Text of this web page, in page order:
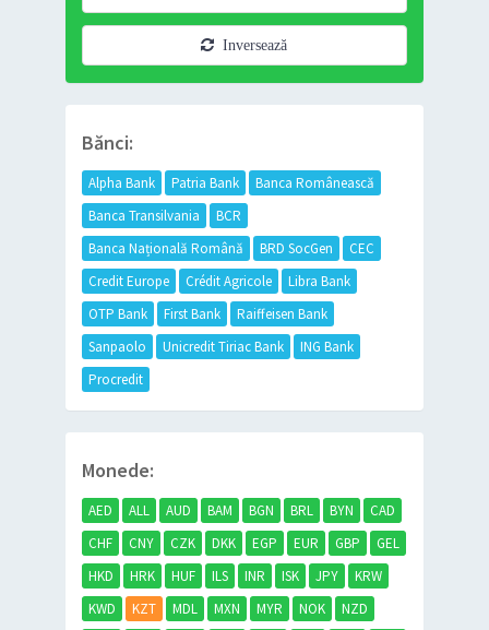
Inversează
Bănci:
Alpha Bank Patria Bank
Banca Românească
Banca Transilvania
BCR
Banca Națională Română
BRD SocGen
CEC
Credit Europe
Crédit Agricole
Libra Bank
OTP Bank
First Bank
Raiffeisen Bank
Sanpaolo
Unicredit Tiriac Bank
ING Bank
Procredit
Monede:
AED ALL AUD BAM BGN BRL BYN
CAD
CHF
CNY CZK DKK EGP EUR GBP
GEL
HKD
HRK HUF ILS INR ISK JPY
KRW
KWD
KZT MDL MXN MYR NOK
NZD